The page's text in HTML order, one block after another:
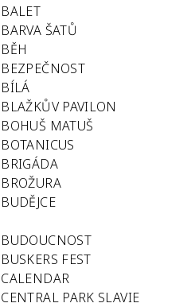
BALET
BARVA ŠATŮ
BĚH
BEZPEČNOST
BÍLÁ
BLAŽKŮV PAVILON
BOHUŠ MATUŠ
BOTANICUS
BRIGÁDA
BROŽURA
BUDĚJCE
BUDOUCNOST
BUSKERS FEST
CALENDAR
CENTRAL PARK SLAVIE